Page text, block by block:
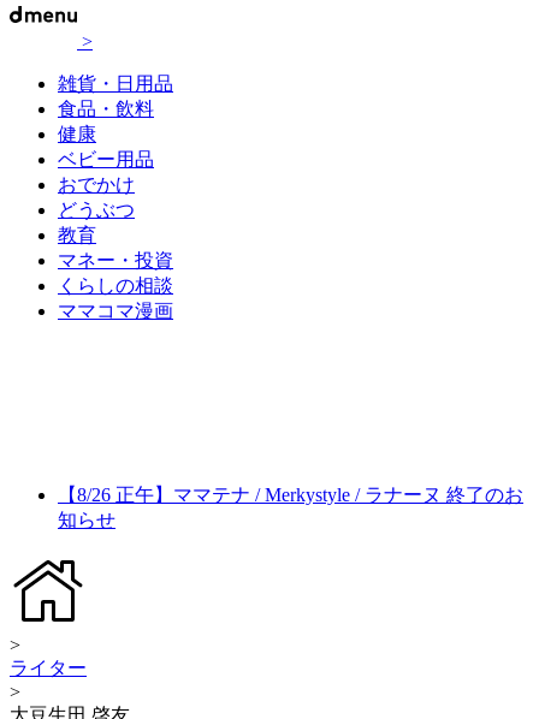
>
雑貨・日用品
食品・飲料
健康
ベビー用品
おでかけ
どうぶつ
教育
マネー・投資
くらしの相談
ママコマ漫画
【8/26 正午】ママテナ / Merkystyle / ラナーヌ 終了のお
知らせ
>
ライター
>
大豆生田 啓友